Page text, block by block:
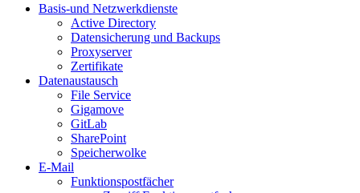
Basis-und Netzwerkdienste
Active Directory
Datensicherung und Backups
Proxyserver
Zertifikate
Datenaustausch
File Service
Gigamove
GitLab
SharePoint
Speicherwolke
E-Mail
Funktionspostfächer